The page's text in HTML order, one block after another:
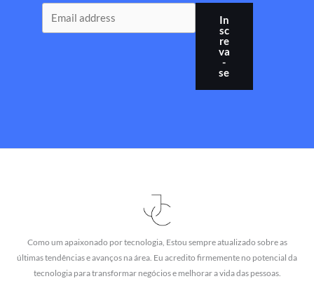
In
sc
re
va
-
se
Como um apaixonado por tecnologia, Estou sempre atualizado sobre as
últimas tendências e avanços na área. Eu acredito firmemente no potencial da
tecnologia para transformar negócios e melhorar a vida das pessoas.